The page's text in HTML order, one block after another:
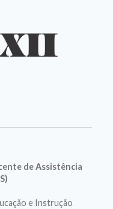
de Assistência
e Instrução